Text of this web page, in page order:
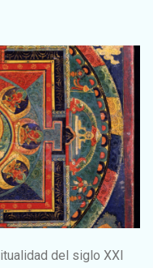
del siglo XXI